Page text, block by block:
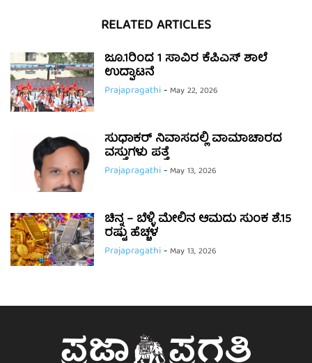
RELATED ARTICLES
ಜೂ.1ರಿಂದ 1 ಸಾವಿರ ಕೆಪಿಎಸ್ ಶಾಲೆ
ಉದ್ಘಾಟನೆ
Prajapragathi- May 22, 2026
ಸುಧಾಕರ್ ನಿವಾಸದಲ್ಲಿ ವಾಮಾಚಾರದ
ವಸ್ತುಗಳು ಪತ್ತೆ
Prajapragathi- May 13, 2026
ಚಿನ್ನ – ಬೆಳ್ಳಿ ಮೇಲಿನ ಆಮದು ಸುಂಕ ಶೆ.15
ರಷ್ಟು ಹೆಚ್ಚಳ
Prajapragathi- May 13, 2026